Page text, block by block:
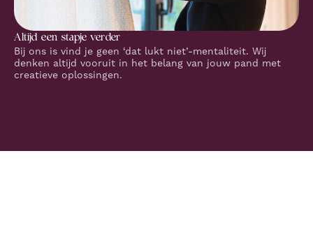
Altijd een stapje verder
Bij ons is vind je geen ‘dat lukt niet’-mentaliteit. Wij
denken altijd vooruit in het belang van jouw pand met
creatieve oplossingen.